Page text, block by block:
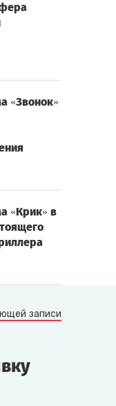
«Звонок»
«Крик» в
записи